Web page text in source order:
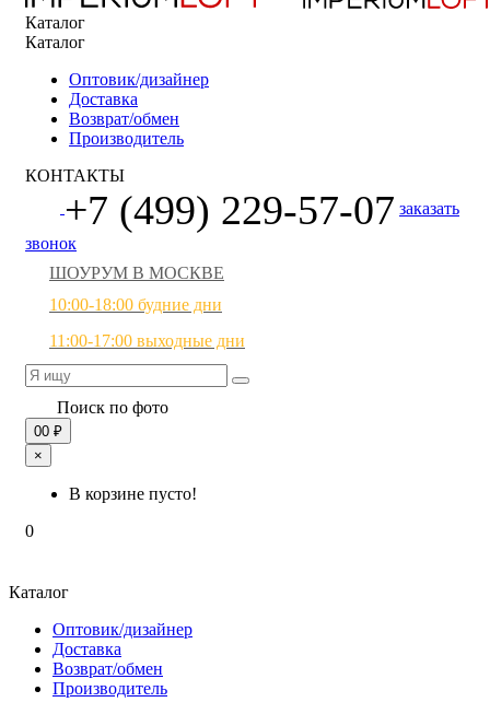
Каталог
Каталог
Оптовик/дизайнер
Доставка
Возврат/обмен
Производитель
КОНТАКТЫ
+7 (499) 229-57-07 заказать
звонок
ШОУРУМ В МОСКВЕ
10:00-18:00 будние дни
11:00-17:00 выходные дни
Поиск по фото
00 ₽
×
В корзине пусто!
0
Каталог
Оптовик/дизайнер
Доставка
Возврат/обмен
Производитель